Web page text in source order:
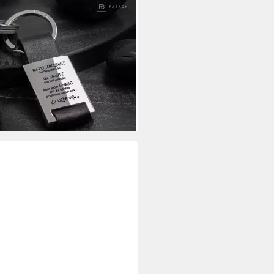
Leder mit Gravur
Moment mit dir ist das
Geschenk"
(25)
- in 3-4 Werktagen bei dir